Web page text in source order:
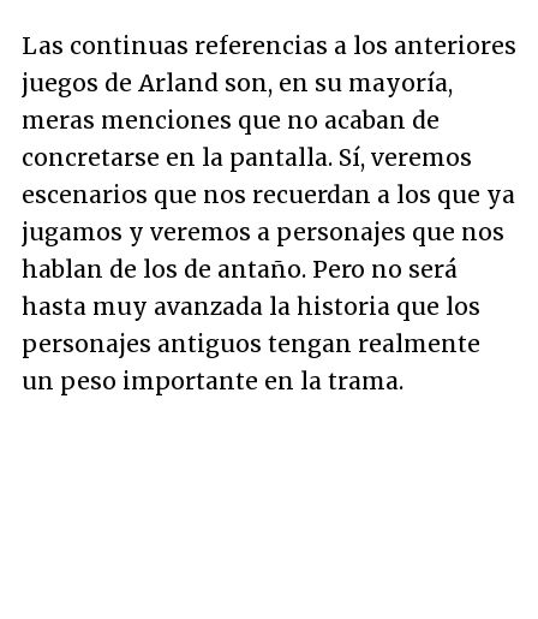
Las continuas referencias a los anteriores
juegos de Arland son, en su mayoría,
meras menciones que no acaban de
concretarse en la pantalla. Sí, veremos
escenarios que nos recuerdan a los que ya
jugamos y veremos a personajes que nos
hablan de los de antaño. Pero no será
hasta muy avanzada la historia que los
personajes antiguos tengan realmente
un peso importante en la trama.